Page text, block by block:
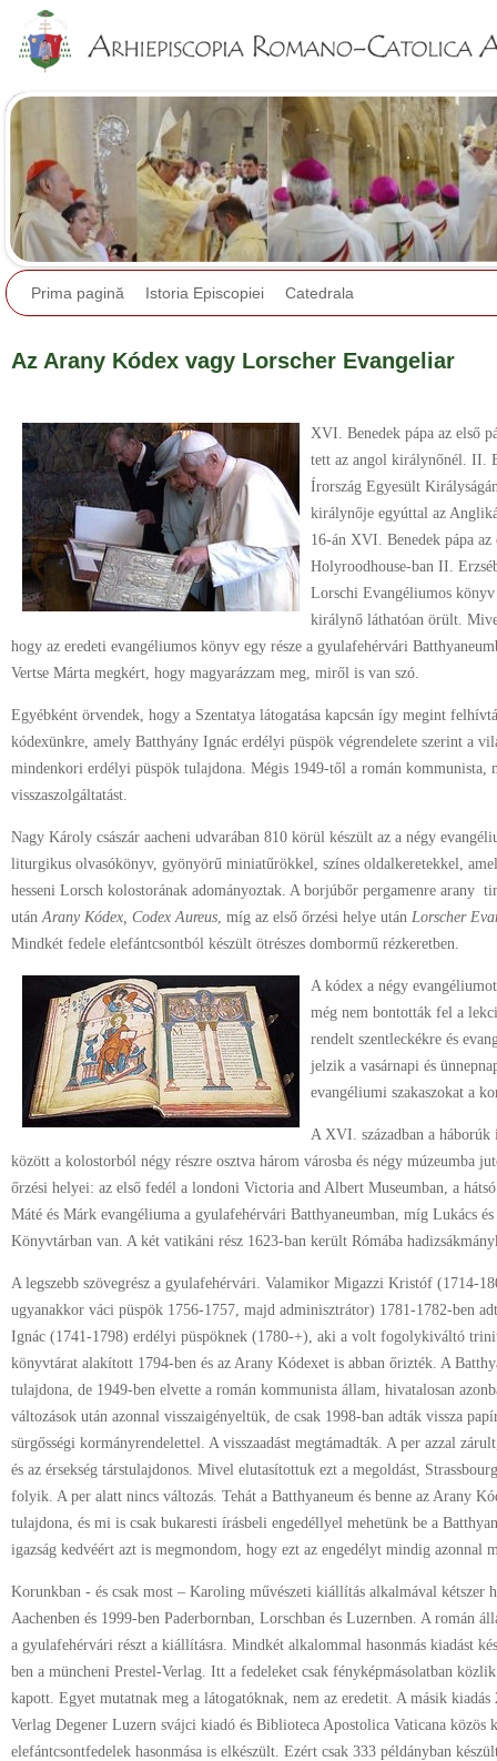
Prima pagină Istoria Episcopiei Catedrala
Az Arany Kódex vagy Lorscher Evangeliar
XVI. Benedek pápa az első
tett az angol királynőnél. II.
Írország Egyesült
királynője egyúttal az
16-án XVI. Benedek pápa
Holyroodhouse-ban II.
Lorschi Evangéliumos könyv
királynő láthatóan örült.
hogy az eredeti evangéliumos könyv egy része a gyulafehérvári
Vertse Márta megkért, hogy magyarázzam meg, miről is van szó.
Egyébként örvendek, hogy a Szentatya látogatása kapcsán így megint
kódexünkre, amely Batthyány Ignác erdélyi püspök végrendelete szerint a
mindenkori erdélyi püspök tulajdona. Mégis 1949-től a román kommunista,
visszaszolgáltatást.
Nagy Károly császár aacheni udvarában 810 körül készült az a négy
liturgikus olvasókönyv, gyönyörű miniatűrökkel, színes oldalkeretekkel,
hesseni Lorsch kolostorának adományoztak. A borjúbőr pergamenre arany
utánArany Kódex, Codex Aureus, míg az első őrzési helye után Lorscher
Mindkét fedele elefántcsontból készült ötrészes dombormű rézkeretben.
A kódex a négy
még nem bontották fel a
rendelt szentleckékre és
jelzik a vasárnapi és
evangéliumi szakaszokat a
A XVI. században a
között a kolostorból négy részre osztva három városba és négy múzeumba
őrzési helyei: az első fedél a londoni Victoria and Albert Museumban, a
Máté és Márk evangéliuma a gyulafehérvári Batthyaneumban, míg Lukács
Könyvtárban van. A két vatikáni rész 1623-ban került Rómába
A legszebb szövegrész a gyulafehérvári. Valamikor Migazzi Kristóf (1714-
ugyanakkor váci püspök 1756-1757, majd adminisztrátor) 1781-1782-ben
Ignác (1741-1798) erdélyi püspöknek (1780-+), aki a volt fogolykiváltó
könyvtárat alakított 1794-ben és az Arany Kódexet is abban őrizték. A
tulajdona, de 1949-ben elvette a román kommunista állam, hivatalosan
változások után azonnal visszaigényeltük, de csak 1998-ban adták vissza
sürgősségi kormányrendelettel. A visszaadást megtámadták. A per azzal
és az érsekség társtulajdonos. Mivel elutasítottuk ezt a megoldást,
folyik. A per alatt nincs változás. Tehát a Batthyaneum és benne az Arany
tulajdona, és mi is csak bukaresti írásbeli engedéllyel mehetünk be a
igazság kedvéért azt is megmondom, hogy ezt az engedélyt mindig azonnal
Korunkban - és csak most – Karoling művészeti kiállítás alkalmával kétszer
Aachenben és 1999-ben Paderbornban, Lorschban és Luzernben. A román
a gyulafehérvári részt a kiállításra. Mindkét alkalommal hasonmás kiadást
ben a müncheni Prestel-Verlag. Itt a fedeleket csak fényképmásolatban
kapott. Egyet mutatnak meg a látogatóknak, nem az eredetit. A másik
Verlag Degener Luzern svájci kiadó és Biblioteca Apostolica Vaticana közös
elefántcsontfedelek hasonmása is elkészült. Ezért csak 333 példányban